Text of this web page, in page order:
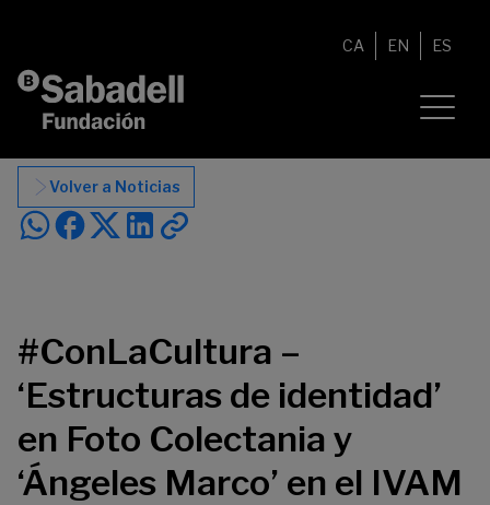
CA EN ES
Volver a Noticias
#ConLaCultura –
‘Estructuras de identidad’
en Foto Colectania y
‘Ángeles Marco’ en el IVAM